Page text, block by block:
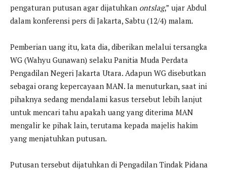
pengaturan putusan agar dijatuhkan ontslag,” ujar Abdul
dalam konferensi pers di Jakarta, Sabtu (12/4) malam.
Pemberian uang itu, kata dia, diberikan melalui tersangka
WG (Wahyu Gunawan) selaku Panitia Muda Perdata
Pengadilan Negeri Jakarta Utara. Adapun WG disebutkan
sebagai orang kepercayaan MAN. Ia menuturkan, saat ini
pihaknya sedang mendalami kasus tersebut lebih lanjut
untuk mencari tahu apakah uang yang diterima MAN
mengalir ke pihak lain, terutama kepada majelis hakim
yang menjatuhkan putusan.
Putusan tersebut dijatuhkan di Pengadilan Tindak Pidana